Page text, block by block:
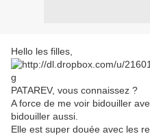
Hello les filles,
PATAREV, vous connaissez ?
A force de me voir bidouiller
bidouiller aussi.
Elle est super douée avec les